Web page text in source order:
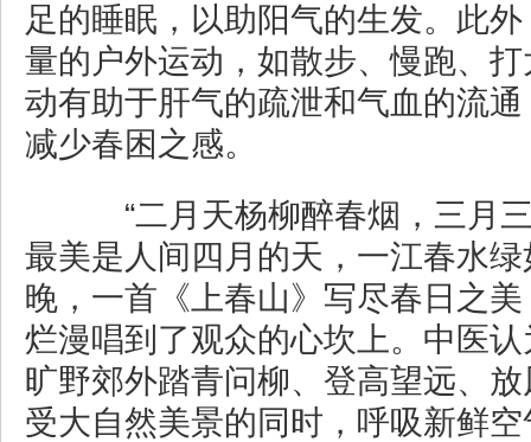
足的睡眠，以助阳气的生发。此
量的户外运动，如散步、慢跑、
动有助于肝气的疏泄和气血的流
减少春困之感。
“二月天杨柳醉春烟，三月
最美是人间四月的天，一江春水
晚，一首《上春山》写尽春日之
烂漫唱到了观众的心坎上。中医
旷野郊外踏青问柳、登高望远、
受大自然美景的同时，呼吸新鲜